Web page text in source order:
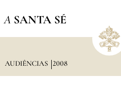
A SANTA SÉ
AUDIÊNCIAS 2008